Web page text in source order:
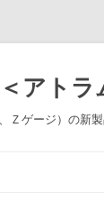
アトラ
ゲージ）の新